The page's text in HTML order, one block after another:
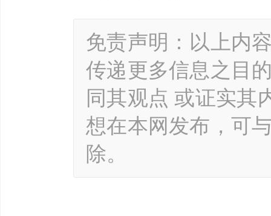
免责声明：以上内
传递更多信息之目
同其观点 或证实其
想在本网发布，可
除。